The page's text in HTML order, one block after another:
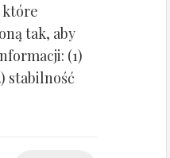
które
tak, aby
(1)
stabilność